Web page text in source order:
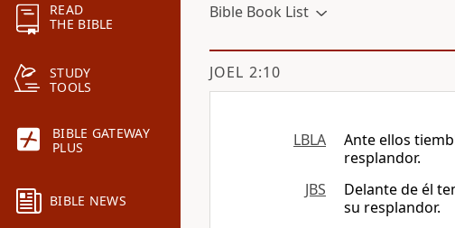
READ
THE BIBLE
STUDY
TOOLS
BIBLE GATEWAY
PLUS
BIBLE NEWS
Bible Book List
JOEL 2:10
LBLA
Ante ellos
resplandor.
JBS
Delante de él
su resplandor.